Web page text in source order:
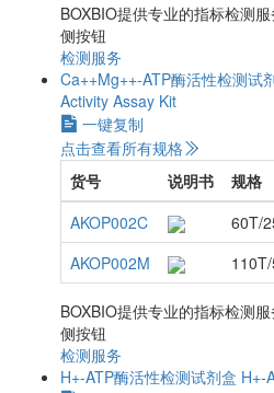
BOXBIO提供专业的指标检测
侧按钮
检测服务
Ca++Mg++-ATP酶活性检测试
Activity Assay Kit
一键复制
点击查看所有规格
货号
说明书 规格
AKOP002C
60T/
AKOP002M
BOXBIO提供专业的指标检测
侧按钮
检测服务
H+-ATP酶活性检测试剂盒 H+-